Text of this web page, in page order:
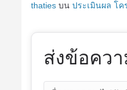
thatiesบน ประเมินผล โค
ส่งข้อคว